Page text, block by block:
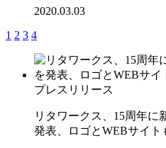
2020.03.03
1 2 3 4
プレスリリース
リタワークス、15周年に
発表、ロゴとWEBサイト